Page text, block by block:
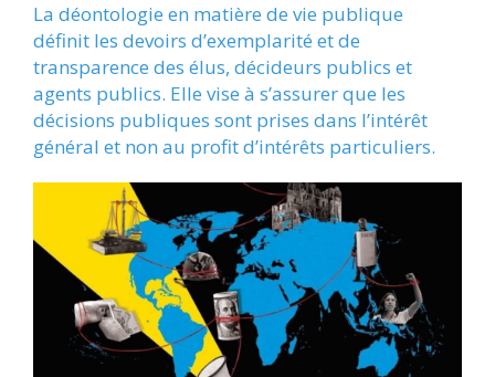
La déontologie en matière de vie publique
définit les devoirs d’exemplarité et de
transparence des élus, décideurs publics et
agents publics. Elle vise à s’assurer que les
décisions publiques sont prises dans l’intérêt
général et non au profit d’intérêts particuliers.